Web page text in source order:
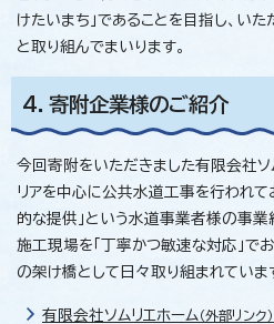
けたいまち」であることを目指し、い
と取り組んでまいります。
4．寄附企業様のご紹介
今回寄附をいただきました有限会社ソ
リアを中心に公共水道工事を行われて
的な提供」という水道事業者様の事
施工現場を「丁寧かつ敏速な対応」で
の架け橋として日々取り組まれていま
有限会社ソムリエホーム（外部リンク）